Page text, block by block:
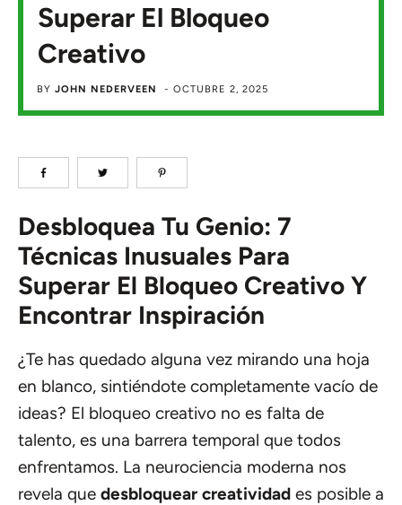
Superar El Bloqueo
Creativo
BY JOHN NEDERVEEN - OCTUBRE 2, 2025
Desbloquea Tu Genio: 7
Técnicas Inusuales Para
Superar El Bloqueo Creativo Y
Encontrar Inspiración
¿Te has quedado alguna vez mirando una hoja
en blanco, sintiéndote completamente vacío de
ideas? El bloqueo creativo no es falta de
talento, es una barrera temporal que todos
enfrentamos. La neurociencia moderna nos
revela que desbloquear creatividad es posible a